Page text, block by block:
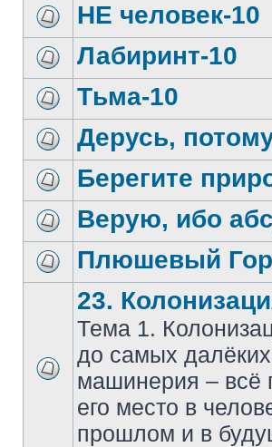
НЕ человек-10
Лабиринт-10
Тьма-10
Дерусь,
Берегите
Верую, ибо
Плюшевый
23.
Тема 1.
до самых
машинерия – всё
его место в
прошлом и в